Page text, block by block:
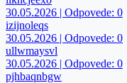
30.05.2026 | Odpovede: 0
izijnoleqs
30.05.2026 | Odpovede: 0
ullwmaysvl
30.05.2026 | Odpovede: 0
pjhbaqnbgw